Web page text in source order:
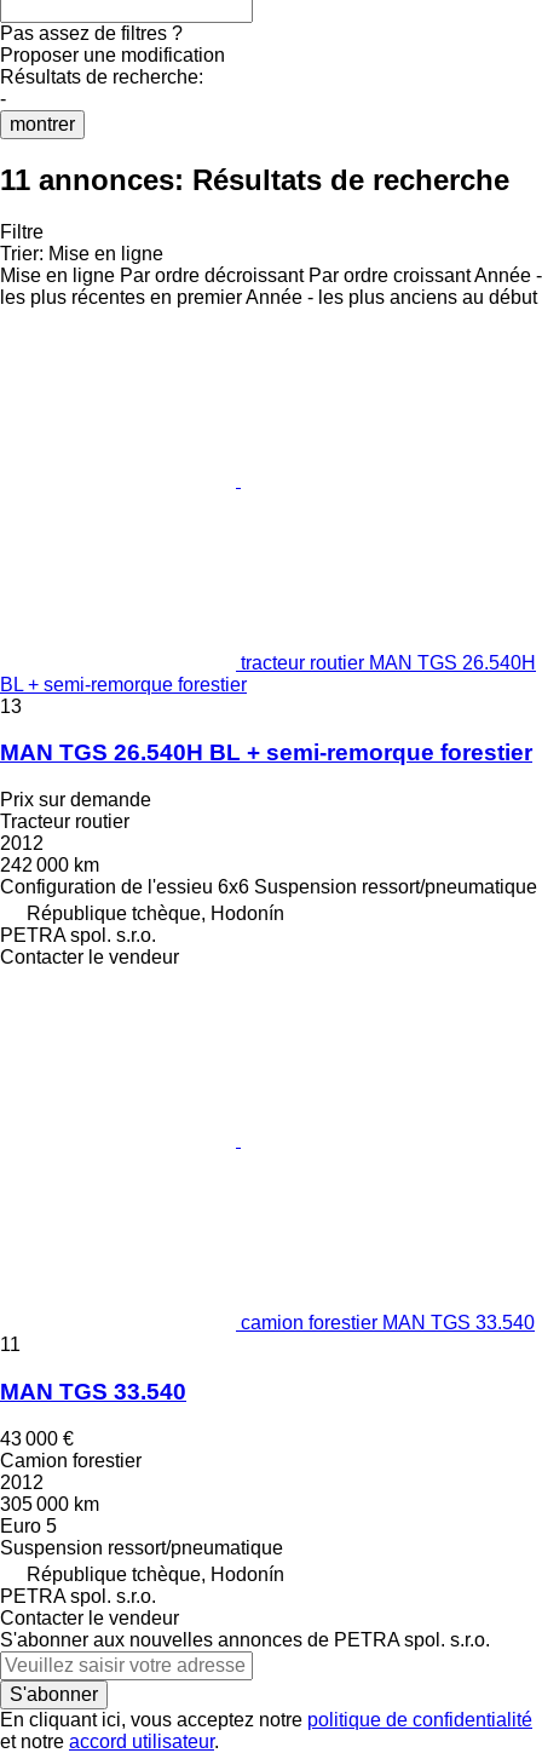
Pas assez de filtres ?
Proposer une modification
Résultats de recherche:
-
montrer
11 annonces: Résultats de recherche
Filtre
Trier: Mise en ligne
Mise en ligne Par ordre décroissant Par ordre croissantAnnée -
les plus récentes en premierAnnée - les plus anciens au début
tracteur routier MAN TGS 26.540H
BL + semi-remorque forestier
13
MAN TGS 26.540H BL + semi-remorque forestier
Prix sur demande
Tracteur routier
2012
242 000 km
Configuration de l'essieu 6x6 Suspension ressort/pneumatique
République tchèque, Hodonín
PETRA spol. s.r.o.
Contacter le vendeur
camion forestier MAN TGS 33.540
11
MAN TGS 33.540
43 000 €
Camion forestier
2012
305 000 km
Euro 5
Suspension ressort/pneumatique
République tchèque, Hodonín
PETRA spol. s.r.o.
Contacter le vendeur
S'abonner aux nouvelles annonces de PETRA spol. s.r.o.
S'abonner
En cliquant ici, vous acceptez notre politique de confidentialité
et notre accord utilisateur.